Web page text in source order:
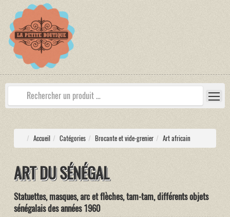
Accueil Catégories Brocante et vide-grenier Art africain
ART DU SÉNÉGAL
Statuettes, masques, arc et flèches, tam-tam, différents objets
sénégalais des années 1960